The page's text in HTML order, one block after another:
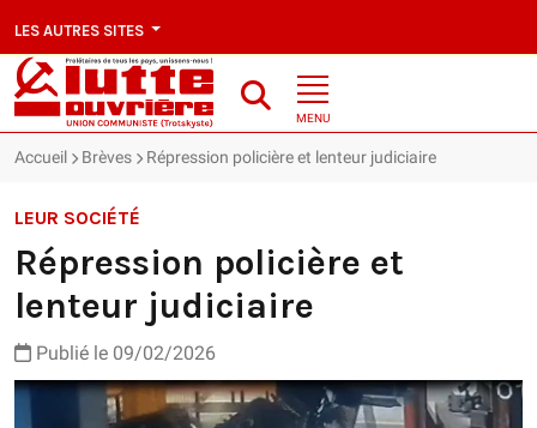
LES AUTRES SITES
MENU
Accueil Brèves Répression policière et lenteur judiciaire
LEUR SOCIÉTÉ
Répression policière et
lenteur judiciaire
Publié le 09/02/2026